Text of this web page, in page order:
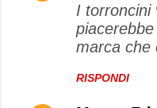
I torroncini
marca che
RISPONDI